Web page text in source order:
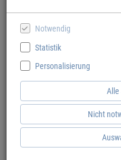
Notwendig
Statistik
Personalisierung
Alle
Nicht
tolino flip